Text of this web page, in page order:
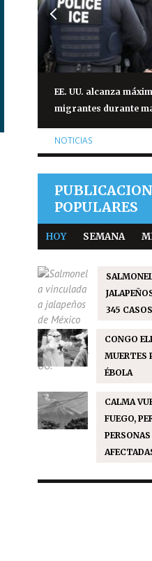
EE. UU. alcanza
migrantes durante
NOTICIAS
POPULARES
HOY SEMANA
345
CONGO
MUERTES
ÉBOLA
CALMA
FUEGO,